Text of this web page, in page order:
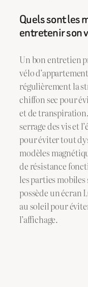
Quels sont les
entretenir son
Un bon entretien
vélo
régulièrement la
chiffon sec pour
et de
serrage des vis et
pour éviter tout
modèles
de résistance
les parties
possède un écran
au soleil pour
l’affichage.